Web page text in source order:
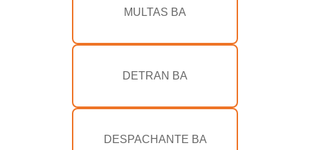
MULTAS BA
DETRAN BA
DESPACHANTE BA